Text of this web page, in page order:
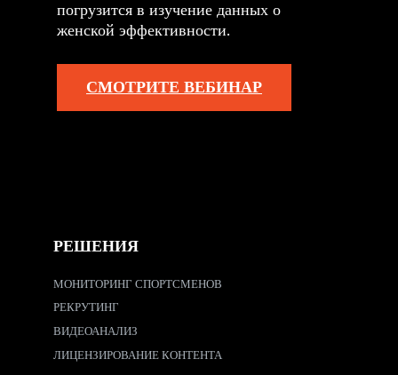
погрузится в изучение данных о
женской эффективности.
СМОТРИТЕ ВЕБИНАР
РЕШЕНИЯ
МОНИТОРИНГ СПОРТСМЕНОВ
РЕКРУТИНГ
ВИДЕОАНАЛИЗ
ЛИЦЕНЗИРОВАНИЕ КОНТЕНТА